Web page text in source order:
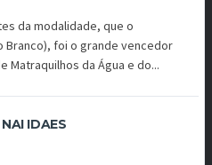
da modalidade, que o
Branco), foi o grande vencedor
Matraquilhos da Água e do...
IDAES